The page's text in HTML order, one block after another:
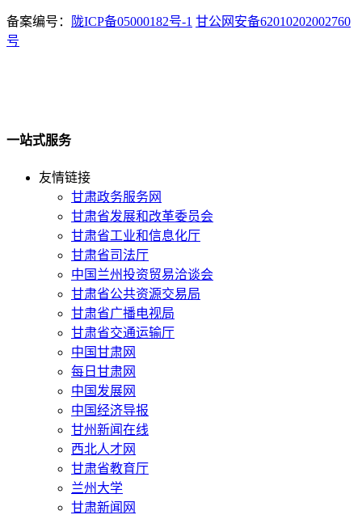
备案编号： 陇ICP备05000182号-1 甘公网安备62010202002760
号
一站式服务
友情链接
甘肃政务服务网
甘肃省发展和改革委员会
甘肃省工业和信息化厅
甘肃省司法厅
中国兰州投资贸易洽谈会
甘肃省公共资源交易局
甘肃省广播电视局
甘肃省交通运输厅
中国甘肃网
每日甘肃网
中国发展网
中国经济导报
甘州新闻在线
西北人才网
甘肃省教育厅
兰州大学
甘肃新闻网